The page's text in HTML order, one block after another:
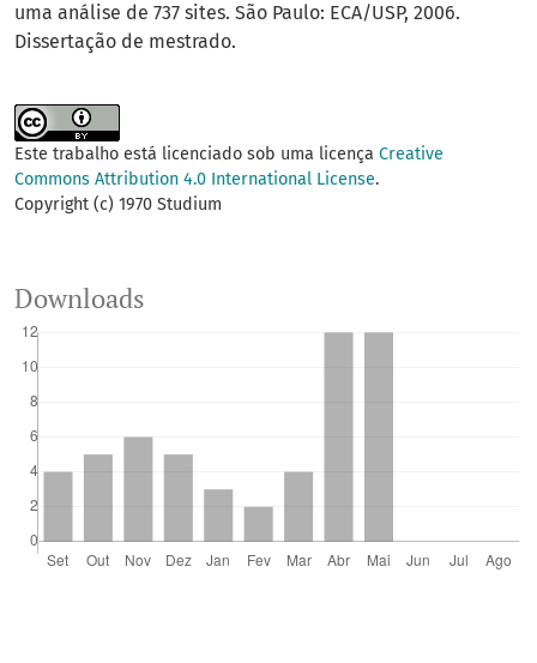
uma análise de 737 sites. São Paulo: ECA/USP, 2006.
Dissertação de mestrado.
Este trabalho está licenciado sob uma licença Creative
Commons Attribution 4.0 International License.
Copyright (c) 1970 Studium
Downloads